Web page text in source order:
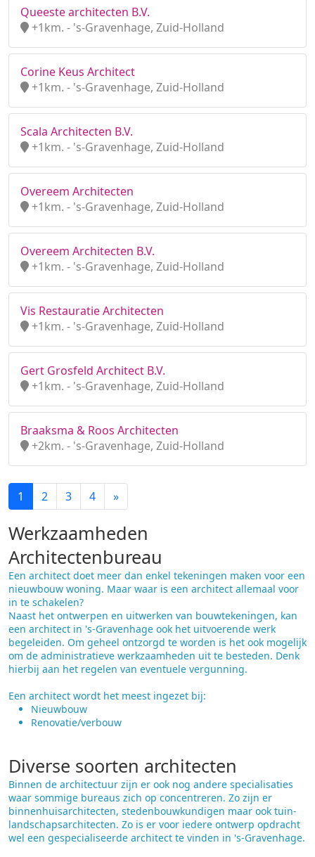
Queeste architecten B.V.
+1km. - 's-Gravenhage, Zuid-Holland
Corine Keus Architect
+1km. - 's-Gravenhage, Zuid-Holland
Scala Architecten B.V.
+1km. - 's-Gravenhage, Zuid-Holland
Overeem Architecten
+1km. - 's-Gravenhage, Zuid-Holland
Overeem Architecten B.V.
+1km. - 's-Gravenhage, Zuid-Holland
Vis Restauratie Architecten
+1km. - 's-Gravenhage, Zuid-Holland
Gert Grosfeld Architect B.V.
+1km. - 's-Gravenhage, Zuid-Holland
Braaksma & Roos Architecten
+2km. - 's-Gravenhage, Zuid-Holland
1 2 3 4 »
Werkzaamheden
Architectenbureau
Een architect doet meer dan enkel tekeningen maken voor een
nieuwbouw woning. Maar waar is een architect allemaal voor
in te schakelen?
Naast het ontwerpen en uitwerken van bouwtekeningen, kan
een architect in 's-Gravenhage ook het uitvoerende werk
begeleiden. Om geheel ontzorgd te worden is het ook mogelijk
om de administratieve werkzaamheden uit te besteden. Denk
hierbij aan het regelen van eventuele vergunning.
Een architect wordt het meest ingezet bij:
Nieuwbouw
Renovatie/verbouw
Diverse soorten architecten
Binnen de architectuur zijn er ook nog andere specialisaties
waar sommige bureaus zich op concentreren. Zo zijn er
binnenhuisarchitecten, stedenbouwkundigen maar ook tuin-
landschapsarchitecten. Zo is er voor iedere ontwerp opdracht
wel een gespecialiseerde architect te vinden in 's-Gravenhage.